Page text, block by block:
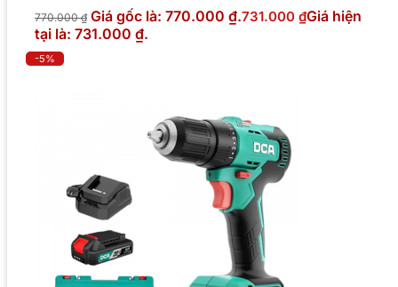
770.000₫ Giá gốc là: 770.000 ₫.731.000 ₫Giá hiện
tại là: 731.000 ₫.
-5%